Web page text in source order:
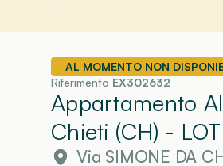
AL MOMENTO NON
Riferimento EX302632
Appartamento
Chieti (CH) -
Via SIMONE DA